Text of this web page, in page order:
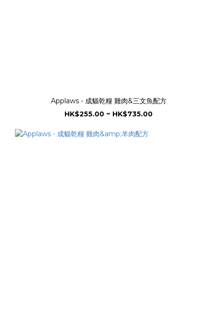
Applaws - 成貓乾糧 雞肉&三文魚配方
HK$255.00 ~ HK$735.00